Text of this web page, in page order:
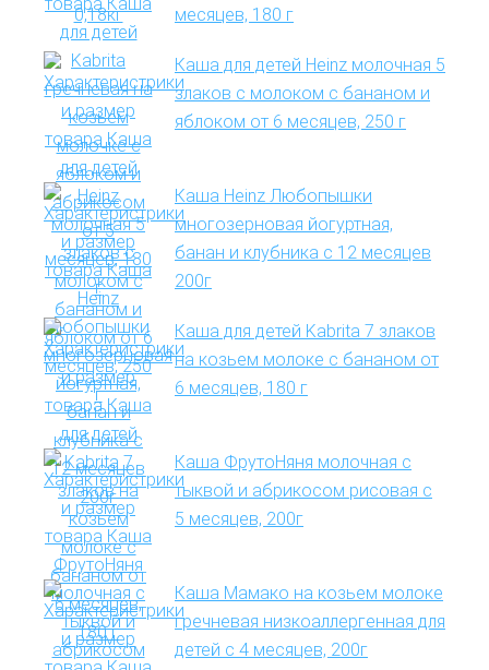
месяцев, 180 г
Каша для детей Heinz молочная 5
злаков с молоком с бананом и
яблоком от 6 месяцев, 250 г
Каша Heinz Любопышки
многозерновая йогуртная,
банан и клубника с 12 месяцев
200г
Каша для детей Kabrita 7 злаков
на козьем молоке с бананом от
6 месяцев, 180 г
Каша ФрутоНяня молочная с
тыквой и абрикосом рисовая с
5 месяцев, 200г
Каша Мамако на козьем молоке
гречневая низкоаллергенная для
детей с 4 месяцев, 200г